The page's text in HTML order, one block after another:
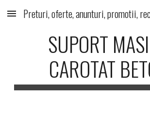
Skip to main content
SUPORT
CAROTAT